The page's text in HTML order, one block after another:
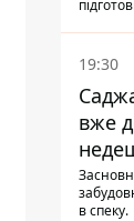
19:30
вже
в спеку.